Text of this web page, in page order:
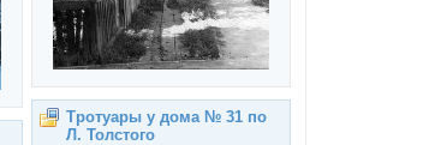
Тротуары у дома № 31 по
Л. Толстого